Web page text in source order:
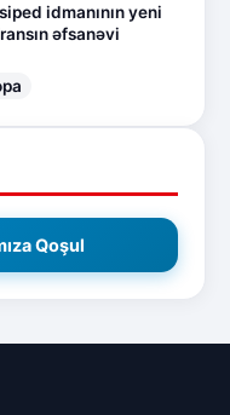
idmanının yeni
əfsanəvi
Qoşul